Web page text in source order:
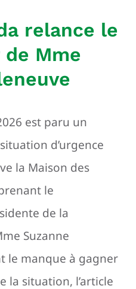
relance le
Mme
est paru un
d’urgence
la Maison des
le
de la
Suzanne
le manque à gagner
la situation, l’article